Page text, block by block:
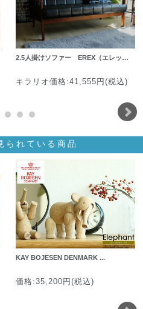
2.5人掛けソファー EREX（エレッ…
キラリオ価格:41,555円(税込)
られている商品
KAY BOJESEN DENMARK ...
価格:35,200円(税込)